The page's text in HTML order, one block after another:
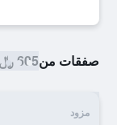
صفقات من605 ﷼
مزود